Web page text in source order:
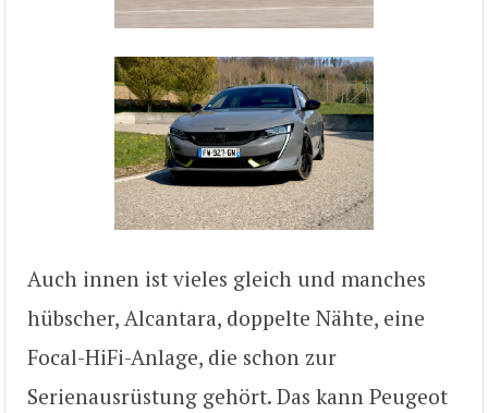
Auch innen ist vieles gleich und manches
hübscher, Alcantara, doppelte Nähte, eine
Focal-HiFi-Anlage, die schon zur
Serienausrüstung gehört. Das kann Peugeot